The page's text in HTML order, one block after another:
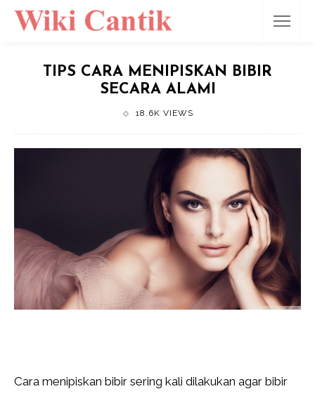
TIPS CARA MENIPISKAN BIBIR
SECARA ALAMI
18.6K VIEWS
Cara menipiskan bibir sering kali dilakukan agar bibir